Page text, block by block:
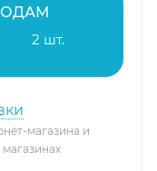
2 шт.
магазина и